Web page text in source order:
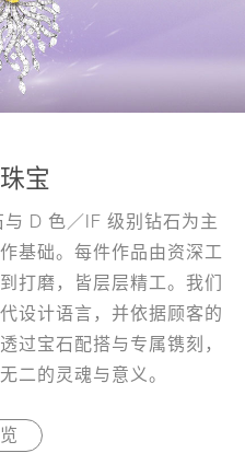
宝
D 色／IF 级别钻石为主
基础。每件作品由资深工
打磨，皆层层精工。我们
设计语言，并依据顾客的
过宝石配搭与专属镌刻，
二的灵魂与意义。